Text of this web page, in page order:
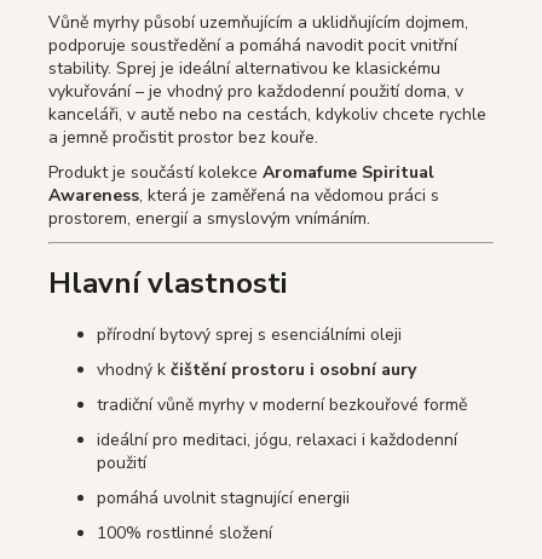
Vůně myrhy působí uzemňujícím a uklidňujícím dojmem,
podporuje soustředění a pomáhá navodit pocit vnitřní
stability. Sprej je ideální alternativou ke klasickému
vykuřování – je vhodný pro každodenní použití doma, v
kanceláři, v autě nebo na cestách, kdykoliv chcete rychle
a jemně pročistit prostor bez kouře.
Produkt je součástí kolekce Aromafume Spiritual
Awareness, která je zaměřená na vědomou práci s
prostorem, energií a smyslovým vnímáním.
Hlavní vlastnosti
přírodní bytový sprej s esenciálními oleji
vhodný k čištění prostoru i osobní aury
tradiční vůně myrhy v moderní bezkouřové formě
ideální pro meditaci, jógu, relaxaci i každodenní
použití
pomáhá uvolnit stagnující energii
100% rostlinné složení